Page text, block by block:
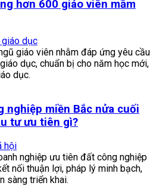
hơn 600 giáo viên mầm
giáo dục
giáo viên nhằm đáp ứng yêu cầu
dục, chuẩn bị cho năm học mới,
dục.
nghiệp miền Bắc nửa cuối
tư ưu tiên gì?
hội
nghiệp ưu tiên đất công nghiệp
nối thuận lợi, pháp lý minh bạch,
sàng triển khai.